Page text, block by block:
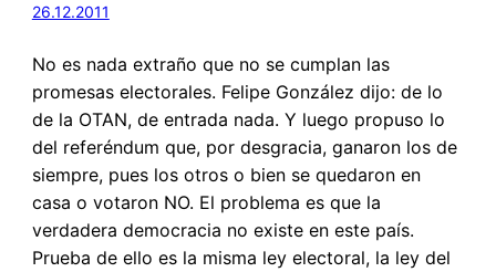
26.12.2011
No es nada extraño que no se cumplan las
promesas electorales. Felipe González dijo: de lo
de la OTAN, de entrada nada. Y luego propuso lo
del referéndum que, por desgracia, ganaron los de
siempre, pues los otros o bien se quedaron en
casa o votaron NO. El problema es que la
verdadera democracia no existe en este país.
Prueba de ello es la misma ley electoral, la ley del